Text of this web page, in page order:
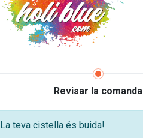
Revisar la comanda
La teva cistella és buida!